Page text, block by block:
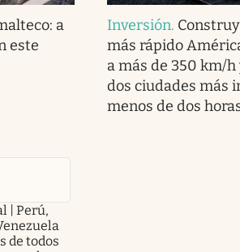
a
este
Inversión.
más rápido
a más de 350 km/
dos ciudades más
menos de dos
| Perú,
de todos